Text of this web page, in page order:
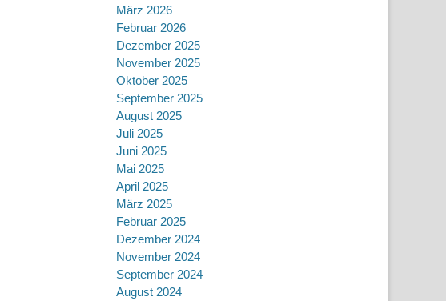
März 2026
Februar 2026
Dezember 2025
November 2025
Oktober 2025
September 2025
August 2025
Juli 2025
Juni 2025
Mai 2025
April 2025
März 2025
Februar 2025
Dezember 2024
November 2024
September 2024
August 2024